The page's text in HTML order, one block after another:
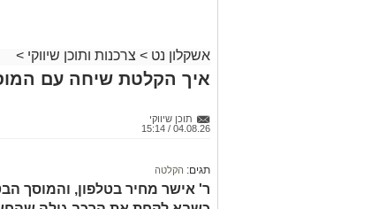
אשקלון נט > צרכנות ותוכן שיווקי >
איך הקלטת שיחה עם המוסך
תוכן שיווקי
04.08.26 / 15:14
תגים: הקלטה
ר' אישר מחיר בטלפון, והמוסך